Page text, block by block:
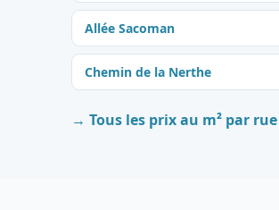
Allée Sacoman
Chemin de la Nerthe
→ Tous les prix au m² par